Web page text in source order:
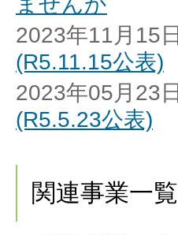
2023年11月15日
(R5.11.15公表)
2023年05月23日
(R5.5.23公表)
関連事業一覧